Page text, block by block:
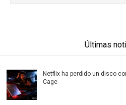
Últimas
Netflix ha perdido un disco
Cage